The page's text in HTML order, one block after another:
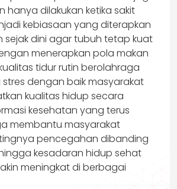
hanya dilakukan ketika sakit
kebiasaan yang diterapkan
sejak dini agar tubuh tetap kuat
menerapkan pola makan
tidur rutin berolahraga
dengan baik masyarakat
kualitas hidup secara
kesehatan yang terus
membantu masyarakat
pencegahan dibanding
kesadaran hidup sehat
meningkat di berbagai